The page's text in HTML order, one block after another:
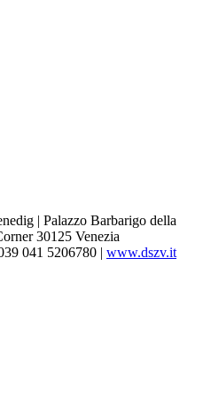
| Palazzo Barbarigo della
30125 Venezia
041 5206780 | www.dszv.it